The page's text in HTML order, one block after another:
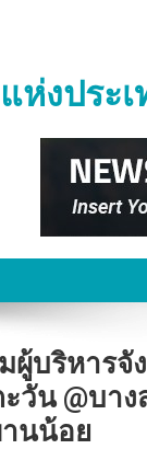
งประเ
บริหารจั
ะวัน @บ
นน้อย